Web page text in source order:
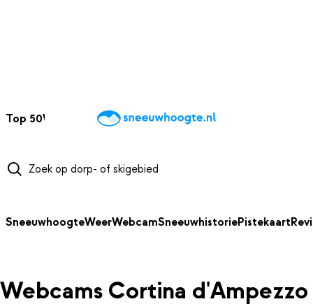
Top 50Webcams WintersportweerKaarten
SneeuwhoogteWeerWebcamSneeuwhistoriePistekaart
Webcams Cortina d'Ampezzo